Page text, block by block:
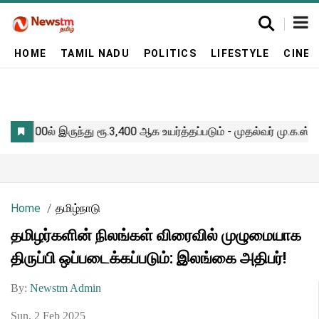
HOME TAMIL NADU POLITICS LIFESTYLE
Home தமிழ்நாடு
தமிழர்களின் நிலங்கள் விரைவில் முழுமையாக
திருப்பி ஒப்படைக்கப்படும்: இலங்கை அதிபர்!
By: Newstm Admin
Sun, 2 Feb 2025